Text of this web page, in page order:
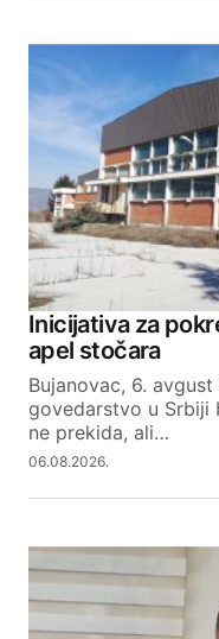
Inicijativa za
apel stočara
Bujanovac, 6.
govedarstvo u Srbiji
ne prekida, ali…
06.08.2026.